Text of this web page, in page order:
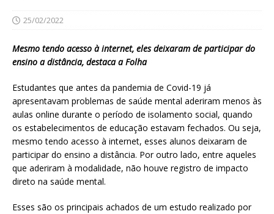
25/02/2022
Mesmo tendo acesso à internet, eles deixaram de participar do
ensino a distância, destaca a Folha
Estudantes que antes da pandemia de Covid-19 já
apresentavam problemas de saúde mental aderiram menos às
aulas online durante o período de isolamento social, quando
os estabelecimentos de educação estavam fechados. Ou seja,
mesmo tendo acesso à internet, esses alunos deixaram de
participar do ensino a distância. Por outro lado, entre aqueles
que aderiram à modalidade, não houve registro de impacto
direto na saúde mental.
Esses são os principais achados de um estudo realizado por